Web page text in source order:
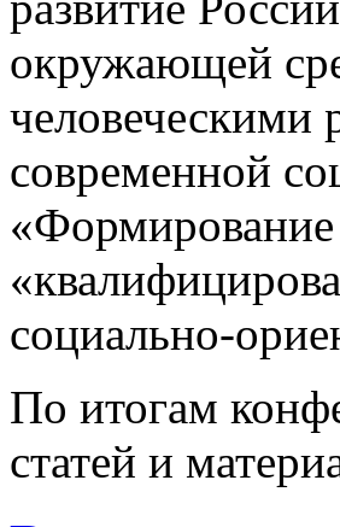
окружающей
человеческими
современной
«Формирование
социально-
По итогам
статей и